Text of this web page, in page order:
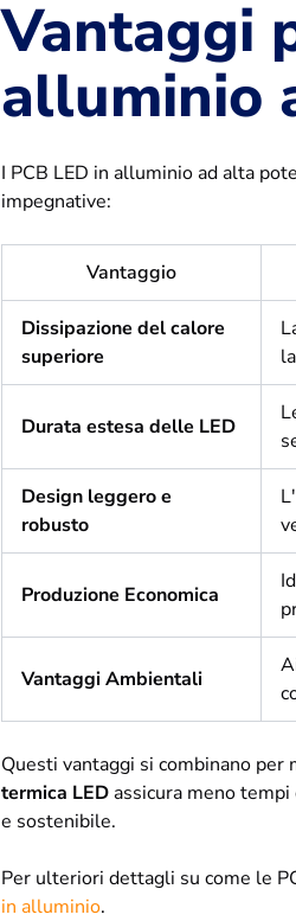
Vantaggi
alluminio
I PCB LED in alluminio ad alta
impegnative:
Vantaggio
Dissipazione del calore
superiore
Durata estesa delle LED
Design leggero e
robusto
Produzione Economica
Vantaggi Ambientali
Questi vantaggi si combinano
termica LEDassicura meno
e sostenibile.
Per ulteriori dettagli su come le
in alluminio.